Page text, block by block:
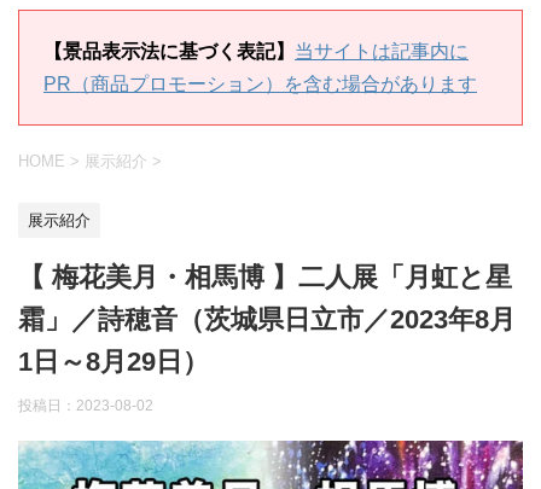
【景品表示法に基づく表記】 当サイトは記事内に
PR（商品プロモーション）を含む場合があります
HOME > 展示紹介 >
展示紹介
【 梅花美月・相馬博 】二人展「月虹と星
霜」／詩穂音（茨城県日立市／2023年8月
1日～8月29日）
投稿日： 2023-08-02